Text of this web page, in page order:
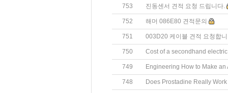
753 진동센서 견적 요청 드립니다.
752 해머 086E80 견적문의
751 003D20 케이블 견적 요청합
750 Cost of a secondhand
749 Engineering How to Make
748 Does Prostadine Really